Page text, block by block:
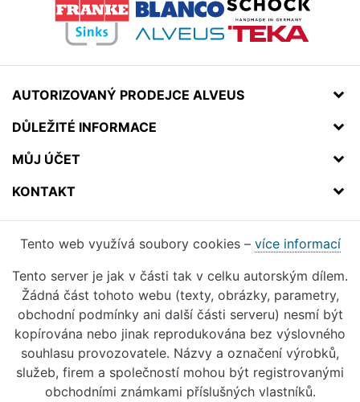
AUTORIZOVANÝ PRODEJCE ALVEUS
DŮLEŽITÉ INFORMACE
MŮJ ÚČET
KONTAKT
Tento web využívá soubory cookies – více informací
Tento server je jak v části tak v celku autorským dílem.
Žádná část tohoto webu (texty, obrázky, parametry,
obchodní podmínky ani další části serveru) nesmí být
kopírována nebo jinak reprodukována bez výslovného
souhlasu provozovatele. Názvy a označení výrobků,
služeb, firem a společností mohou být registrovanými
obchodními známkami příslušných vlastníků.